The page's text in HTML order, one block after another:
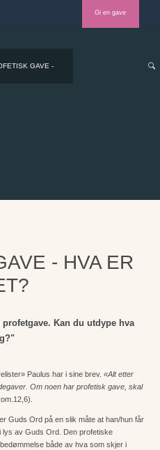
Gi en gave
GAVE -
- HVA ER
Kan du utdype hva
Paulus har i sine brev. «Alt etter
Om noen har profetisk gave, skal
Guds Ord på en slik måte at han/hun får
lys av Guds Ord. Den profetiske
både av hva som skjer i